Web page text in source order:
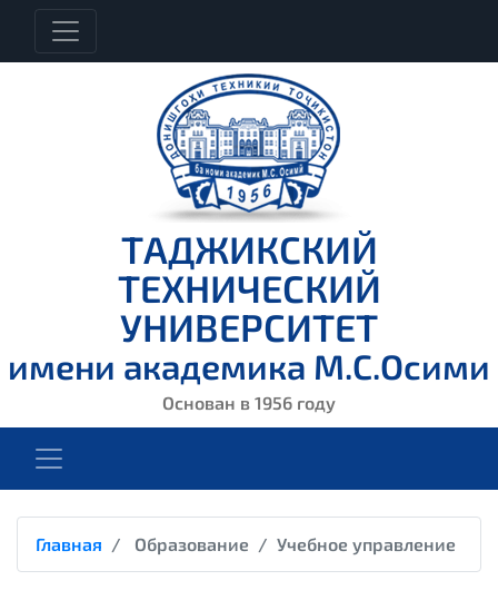
ТАДЖИКСКИЙ
ТЕХНИЧЕСКИЙ
УНИВЕРСИТЕТ
имени академика М.С.Осими
Основан в 1956 году
Главная Образование Учебное управление